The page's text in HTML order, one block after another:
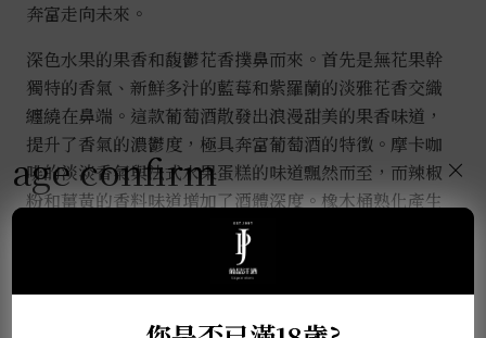
奔富走向未來。
深色水果的果香和馥鬱花香撲鼻而來。首先是無花果幹
獨特的香氣、新鮮多汁的藍莓和紫羅蘭的淡雅花香交織
纏繞在鼻端。這款葡萄酒散發出浪漫甜美的果香味道，
提升了香氣的濃鬱度，極具奔富葡萄酒的特徵。摩卡咖
啡的淡淡香氣與法式水果蛋糕的味道飄然而至，而辣椒
粉和薑黃的香料味道增加了酒體深度。橡木桶熟化產生
的特有風味進一步增加了層次感，煙草的醇鬱氣味點綴
其中，混合了佛手柑、橙花、薰衣草、煙草、橡木苔和
香草的芬芳。淡淡的燧石味漸漸顯現出來，這種礦石的
age confirm ×